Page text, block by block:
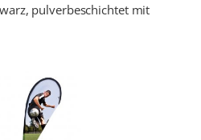
pulverbeschichtet mit